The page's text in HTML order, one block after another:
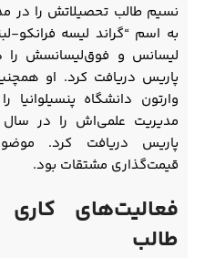
نسیم طالب تحصیلاتش را در
به اسم “گراند لیسه فرانکو-
لیسانس و فوق‌لیسانسش را
پاریس دریافت کرد.
قیمت‌گذاری مشتقات بود.
فعالیت‌های
طالب